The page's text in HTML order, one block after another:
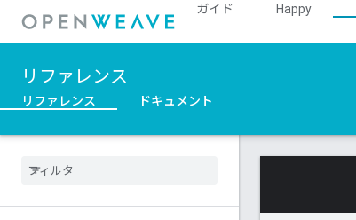
ガイド Happy
リファレンス
リファレンス ドキュメント